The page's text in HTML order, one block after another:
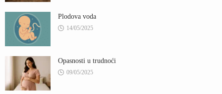
Plodova voda
14/05/2025
Opasnosti u trudnoći
09/05/2025